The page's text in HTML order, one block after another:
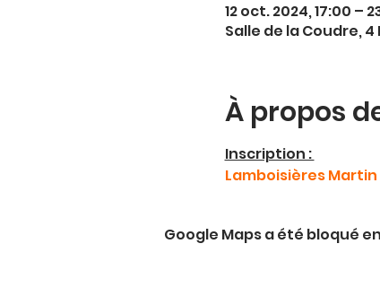
12 oct. 2024, 17:00 –
Salle de la Coudre,
À propos
Inscription :
Lamboisières Martin
Google Maps a été bloqué